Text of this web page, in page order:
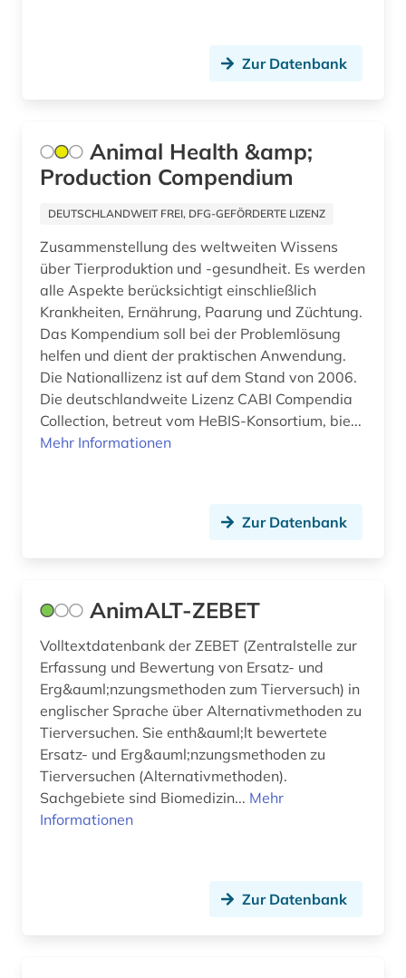
Zur Datenbank
Animal Health &amp;
Production Compendium
DEUTSCHLANDWEIT FREI, DFG-GEFÖRDERTE LIZENZ
Zusammenstellung des weltweiten Wissens
über Tierproduktion und -gesundheit. Es werden
alle Aspekte berücksichtigt einschließlich
Krankheiten, Ernährung, Paarung und Züchtung.
Das Kompendium soll bei der Problemlösung
helfen und dient der praktischen Anwendung.
Die Nationallizenz ist auf dem Stand von 2006.
Die deutschlandweite Lizenz CABI Compendia
Collection, betreut vom HeBIS-Konsortium, bie...
Mehr Informationen
Zur Datenbank
AnimALT-ZEBET
Volltextdatenbank der ZEBET (Zentralstelle zur
Erfassung und Bewertung von Ersatz- und
Erg&auml;nzungsmethoden zum Tierversuch) in
englischer Sprache über Alternativmethoden zu
Tierversuchen. Sie enth&auml;lt bewertete
Ersatz- und Erg&auml;nzungsmethoden zu
Tierversuchen (Alternativmethoden).
Sachgebiete sind Biomedizin... Mehr
Informationen
Zur Datenbank